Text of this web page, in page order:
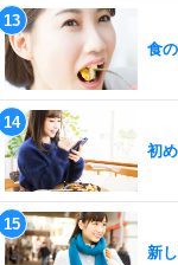
食
初
新